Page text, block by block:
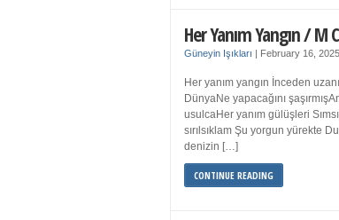
Her Yanım Yangın / M
Güneyin Işıkları February 16, 2025
Her yanım yangın İnceden
DünyaNe yapacağını
usulcaHer yanım gülüşleri
sırılsıklam Şu yorgun yürekte
denizin […]
CONTINUE READING